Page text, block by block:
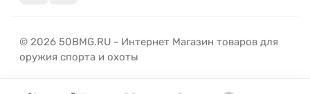
© 2026 50BMG.RU - Интернет Магазин товаров для
оружия спорта и охоты